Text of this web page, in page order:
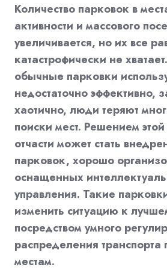
Количество парковок в
активности и массового
увеличивается, но их все
катастрофически не
обычные парковки
недостаточно эффективно,
хаотично, люди теряют
поиски мест. Решением
отчасти может стать
парковок, хорошо
оснащенных
управления. Такие
изменить ситуацию к
посредством умного
распределения
местам.